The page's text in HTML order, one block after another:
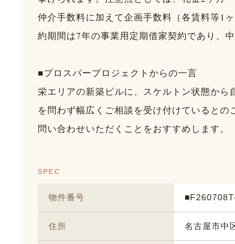
仲介手数料に加えて企画手数料（各賃料等1
約期間は7年の事業用定期借家契約であり、
■プロスパープロジェクトからの一言
栄エリアの新築ビルに、スケルトン状態か
を問わず幅広くご相談を受け付けていると
問い合わせいただくことをおすすめします。
SPEC
物件番号
住所 名古屋市中